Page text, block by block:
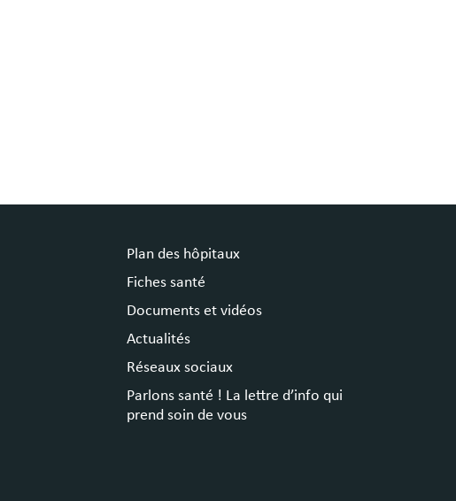
Plan des hôpitaux
Fiches santé
Documents et vidéos
Actualités
Réseaux sociaux
Parlons santé ! La lettre d’info qui
prend soin de vous